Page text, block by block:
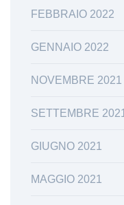
FEBBRAIO 2022
GENNAIO 2022
NOVEMBRE 2021
SETTEMBRE 2021
GIUGNO 2021
MAGGIO 2021